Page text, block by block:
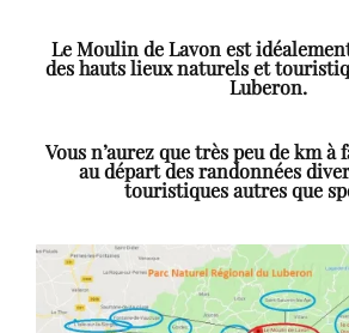
Le Moulin de Lavon est
des hauts lieux naturels et
Luberon.
Vous n’aurez que très peu de km
au départ des randonnées
touristiques autres que